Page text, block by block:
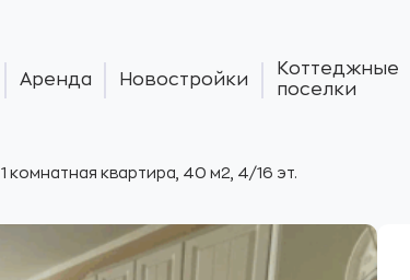
Аренда Новостройки
Коттеджные
поселки
1 комнатная квартира, 40 м2, 4/16 эт.